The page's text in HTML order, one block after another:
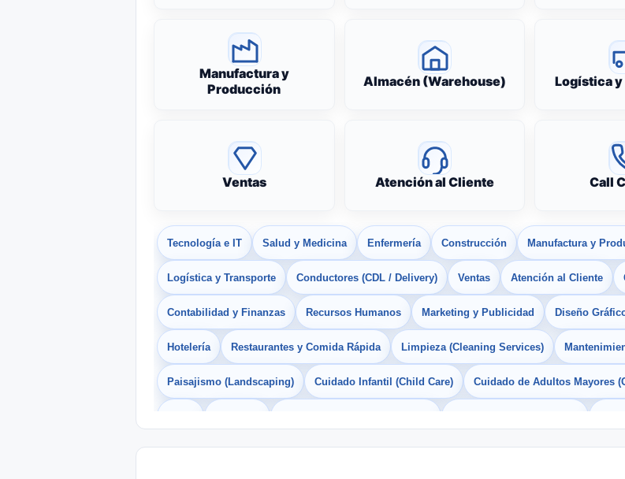
Manufactura y
Producción
Almacén (Warehouse) Logística
Ventas Atención al Cliente Call
Tecnología e IT Salud y Medicina Enfermería Construcción Manufactura y
Logística y Transporte Conductores (CDL / Delivery) Ventas Atención al Cliente
Contabilidad y Finanzas Recursos Humanos Marketing y Publicidad Diseño
Hotelería Restaurantes y Comida Rápida Limpieza (Cleaning Services)
Paisajismo (Landscaping) Cuidado Infantil (Child Care) Cuidado de Adultos Mayores
Freelance Prácticas (Internships) Empleos para Estudiantes Empleos Bilingües